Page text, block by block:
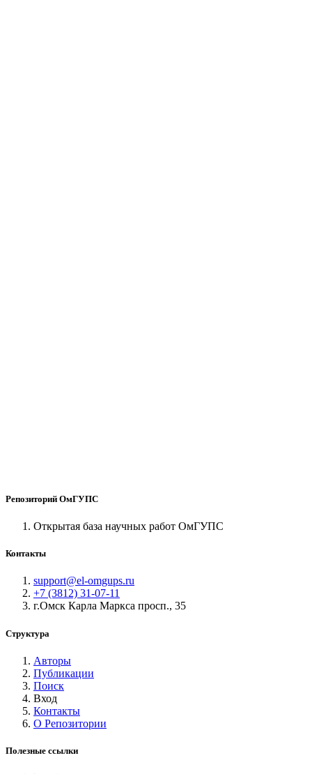
Репозиторий ОмГУПС
Открытая база научных работ ОмГУПС
Контакты
support@el-omgups.ru
+7 (3812) 31-07-11
г.Омск Карла Маркса просп., 35
Структура
Авторы
Публикации
Поиск
Вход
Контакты
О Репозитории
Полезные ссылки